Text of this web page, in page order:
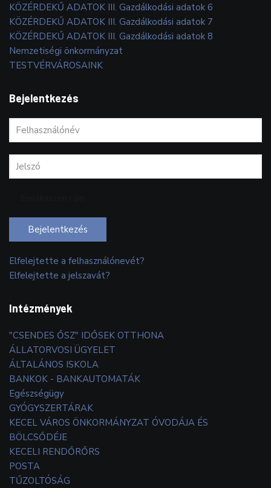
KÖZÉRDEKŰ ADATOK III. Gazdálkodási adatok 6
KÖZÉRDEKŰ ADATOK III. Gazdálkodási adatok 7
KÖZÉRDEKŰ ADATOK III. Gazdálkodási adatok 8
Nemzetiségi önkormányzat
TESTVÉRVÁROSAINK
Bejelentkezés
Bejelentkezés
Elfelejtette a felhasználónevét?
Elfelejtette a jelszavát?
Intézmények
"CSENDES ŐSZ" IDŐSEK OTTHONA
ÁLLATORVOSI ÜGYELET
ÁLTALÁNOS ISKOLA
BANKOK - BANKAUTOMATÁK
Egészségügy
GYÓGYSZERTÁRAK
KECEL VÁROS ÖNKORMÁNYZAT ÓVODÁJA ÉS
BÖLCSŐDÉJE
KECELI RENDŐRŐRS
POSTA
TŰZOLTÓSÁG